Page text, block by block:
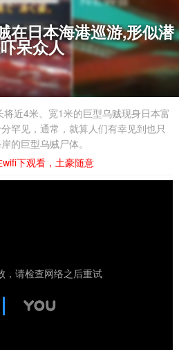
在日本海港巡游,形似潜
呆众人
近4米、宽1米的巨型乌贼现身日本富
罕见，通常，就算人们有幸见到也只
的巨型乌贼尸体。
下观看，土豪随意